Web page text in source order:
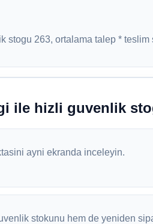
stogu 263, ortalama talep * teslim
ile hizli guvenlik
ayni ekranda inceleyin.
stokunu hem de yeniden